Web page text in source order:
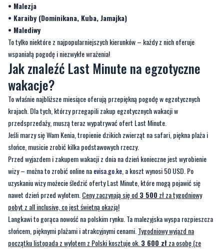
• Malezja
• Karaiby (Dominikana, Kuba, Jamajka)
• Malediwy
To tylko niektóre z najpopularniejszych kierunków – każdy z nich oferuje
wspaniałą pogodę i niezwykłe wrażenia!
Jak znaleźć Last Minute na egzotyczne
wakacje?
To właśnie najbliższe miesiące oferują przepiękną pogodę w egzotycznych
krajach. Dla tych, którzy przegapili zakup egzotycznych wakacji w
przedsprzedaży, muszą teraz wypatrywać ofert Last Minute.
Jeśli marzy się Wam Kenia, tropienie dzikich zwierząt na safari, piękna plaża i
słońce, musicie zrobić kilka podstawowych rzeczy.
Przed wyjazdem i zakupem wakacji z dnia na dzień konieczne jest wyrobienie
wizy – można to zrobić online naevisa.go.ke , a koszt wynosi 50 USD. Po
uzyskaniu wizy możecie śledzić oferty Last Minute, które mogą pojawić się
nawet dzień przed wylotem. Ceny zaczynają się od 3 500 zł za tygodniowy
pobyt z all inclusive, co jest świetną okazją!
Langkawi to gorąca nowość na polskim rynku. Ta malezyjska wyspa rozpieszcza
słońcem, pięknymi plażami i atrakcyjnymi cenami. Tygodniowy wyjazd na
początku listopada z wylotem z Polski kosztuje ok. 3 600 złza osobę (ze